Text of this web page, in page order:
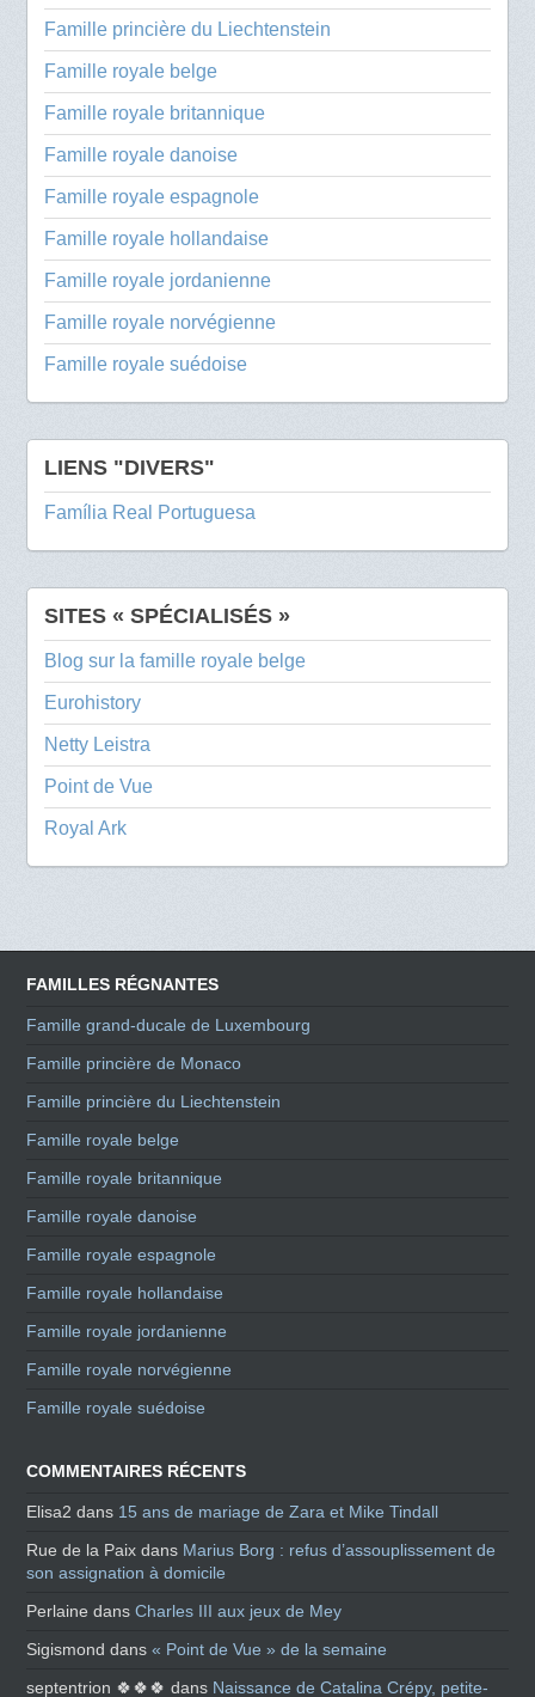
Famille princière du Liechtenstein
Famille royale belge
Famille royale britannique
Famille royale danoise
Famille royale espagnole
Famille royale hollandaise
Famille royale jordanienne
Famille royale norvégienne
Famille royale suédoise
LIENS "DIVERS"
Família Real Portuguesa
SITES « SPÉCIALISÉS »
Blog sur la famille royale belge
Eurohistory
Netty Leistra
Point de Vue
Royal Ark
FAMILLES RÉGNANTES
Famille grand-ducale de Luxembourg
Famille princière de Monaco
Famille princière du Liechtenstein
Famille royale belge
Famille royale britannique
Famille royale danoise
Famille royale espagnole
Famille royale hollandaise
Famille royale jordanienne
Famille royale norvégienne
Famille royale suédoise
COMMENTAIRES RÉCENTS
Elisa2 dans 15 ans de mariage de Zara et Mike Tindall
Rue de la Paix dans Marius Borg : refus d’assouplissement de
son assignation à domicile
Perlaine dansCharles III aux jeux de Mey
Sigismond dans« Point de Vue » de la semaine
septentrion 🍀🍀🍀 dans Naissance de Catalina Crépy, petite-